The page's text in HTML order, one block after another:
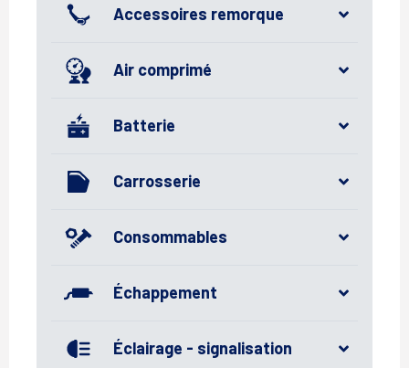
Accessoires remorque
Air comprimé
Batterie
Carrosserie
Consommables
Échappement
Éclairage - signalisation